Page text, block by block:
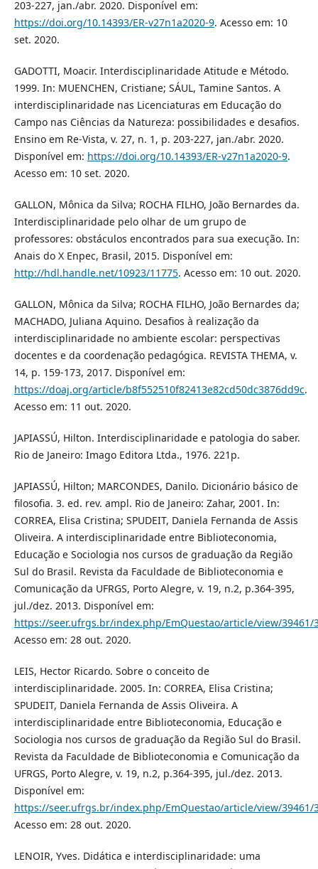
203-227, jan./abr. 2020. Disponível em:
https://doi.org/10.14393/ER-v27n1a2020-9. Acesso em: 10
set. 2020.
GADOTTI, Moacir. Interdisciplinaridade Atitude e Método.
1999. In: MUENCHEN, Cristiane; SÁUL, Tamine Santos. A
interdisciplinaridade nas Licenciaturas em Educação do
Campo nas Ciências da Natureza: possibilidades e desafios.
Ensino em Re-Vista, v. 27, n. 1, p. 203-227, jan./abr. 2020.
Disponível em: https://doi.org/10.14393/ER-v27n1a2020-9.
Acesso em: 10 set. 2020.
GALLON, Mônica da Silva; ROCHA FILHO, João Bernardes da.
Interdisciplinaridade pelo olhar de um grupo de
professores: obstáculos encontrados para sua execução. In:
Anais do X Enpec, Brasil, 2015. Disponível em:
http://hdl.handle.net/10923/11775. Acesso em: 10 out. 2020.
GALLON, Mônica da Silva; ROCHA FILHO, João Bernardes da;
MACHADO, Juliana Aquino. Desafios à realização da
interdisciplinaridade no ambiente escolar: perspectivas
docentes e da coordenação pedagógica. REVISTA THEMA, v.
14, p. 159-173, 2017. Disponível em:
https://doaj.org/article/b8f552510f82413e82cd50dc3876dd9c.
Acesso em: 11 out. 2020.
JAPIASSÚ, Hilton. Interdisciplinaridade e patologia do saber.
Rio de Janeiro: Imago Editora Ltda., 1976. 221p.
JAPIASSÚ, Hilton; MARCONDES, Danilo. Dicionário básico de
filosofia. 3. ed. rev. ampl. Rio de Janeiro: Zahar, 2001. In:
CORREA, Elisa Cristina; SPUDEIT, Daniela Fernanda de Assis
Oliveira. A interdisciplinaridade entre Biblioteconomia,
Educação e Sociologia nos cursos de graduação da Região
Sul do Brasil. Revista da Faculdade de Biblioteconomia e
Comunicação da UFRGS, Porto Alegre, v. 19, n.2, p.364-395,
jul./dez. 2013. Disponível em:
https://seer.ufrgs.br/index.php/EmQuestao/article/view/39461/
Acesso em: 28 out. 2020.
LEIS, Hector Ricardo. Sobre o conceito de
interdisciplinaridade. 2005. In: CORREA, Elisa Cristina;
SPUDEIT, Daniela Fernanda de Assis Oliveira. A
interdisciplinaridade entre Biblioteconomia, Educação e
Sociologia nos cursos de graduação da Região Sul do Brasil.
Revista da Faculdade de Biblioteconomia e Comunicação da
UFRGS, Porto Alegre, v. 19, n.2, p.364-395, jul./dez. 2013.
Disponível em:
https://seer.ufrgs.br/index.php/EmQuestao/article/view/39461/
Acesso em: 28 out. 2020.
LENOIR, Yves. Didática e interdisciplinaridade: uma